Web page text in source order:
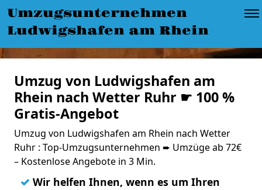
Umzugsunternehmen
Ludwigshafen am Rhein
Umzug von Ludwigshafen am
Rhein nach Wetter Ruhr ☛ 100 %
Gratis-Angebot
Umzug von Ludwigshafen am Rhein nach Wetter
Ruhr : Top-Umzugsunternehmen ➨ Umzüge ab 72€
– Kostenlose Angebote in 3 Min.
✓ Wir helfen Ihnen, wenn es um Ihren